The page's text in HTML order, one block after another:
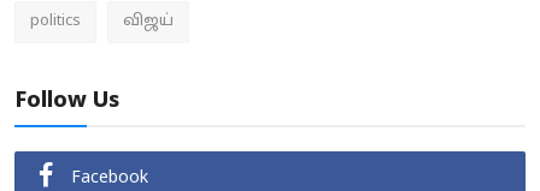
politics விஜய்
Follow Us
Facebook